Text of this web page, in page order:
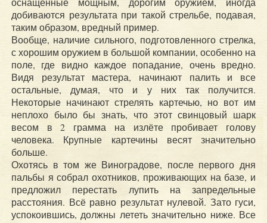
добиваются результата при такой стрельбе, подавая,
таким образом, вредный пример.
Вообще, наличие сильного, подготовленного стрелка,
с хорошим оружием в большой компании, особенно на
поле, где видно каждое попадание, очень вредно.
Видя результат мастера, начинают палить и все
остальные, думая, что и у них так получится.
Некоторые начинают стрелять картечью, но вот им
неплохо было бы знать, что этот свинцовый шарк
весом в 2 грамма на излёте пробивает голову
человека. Крупные картечины весят значительно
больше.
Охотясь в том же Виноградове, после первого дня
пальбы я собрал охотников, проживающих на базе, и
предложил перестать лупить на запредельные
расстояния. Всё равно результат нулевой. Зато гуси,
успокоившись, должны лететь значительно ниже. Все